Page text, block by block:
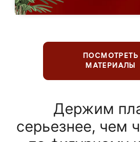
ПОСМОТРЕТЬ
МАТЕРИАЛЫ
Держим
серьезнее, чем